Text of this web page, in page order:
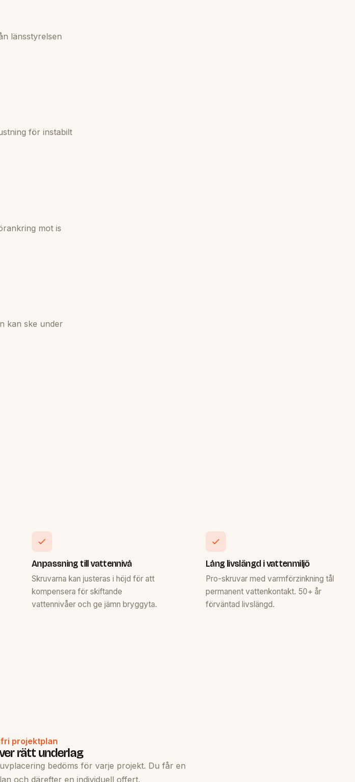
länsstyrelsen
för instabilt
mot is
kan ske under
Anpassning till vattennivå
Skruvarna kan justeras i höjd för att
kompensera för skiftande
vattennivåer och ge jämn bryggyta.
Lång livslängd i vattenmiljö
Pro-skruvar med varmförzinkning tål
permanent vattenkontakt. 50+ år
förväntad livslängd.
projektplan
rätt underlag
bedöms för varje projekt. Du får en
och därefter en individuell offert.